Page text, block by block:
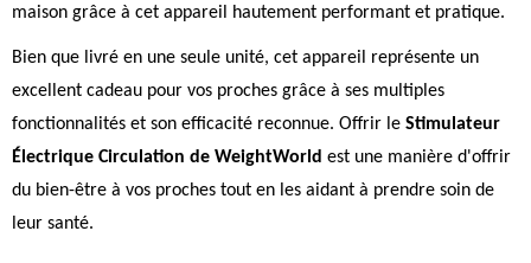
maison grâce à cet appareil hautement performant et pratique.
Bien que livré en une seule unité, cet appareil représente un
excellent cadeau pour vos proches grâce à ses multiples
fonctionnalités et son efficacité reconnue. Offrir le Stimulateur
Électrique Circulation de WeightWorld est une manière d'offrir
du bien-être à vos proches tout en les aidant à prendre soin de
leur santé.